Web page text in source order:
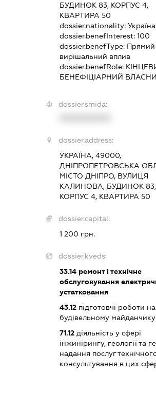
БУДИНОК 83, КОРПУС 4,
КВАРТИРА 50
dossier.nationality: Україна
dossier.benefInterest: 100
dossier.benefType: Прямий
вирішальний вплив
dossier.benefRole:
БЕНЕФІЦІАРНИЙ
dossier.smida:
dossier.address:
УКРАЇНА, 49000,
ДНІПРОПЕТРОВСЬКА
МІСТО ДНІПРО, ВУЛИЦЯ
КАЛИНОВА, БУДИНОК 83,
КОРПУС 4, КВАРТИРА 50
dossier.capital:
1 200 грн.
dossier.kveds:
33.14ремонт і технічне
обслуговування
устатковання
43.12підготовчі роботи на
будівельному майданчику
71.12діяльність у сфері
інжинірингу, геології та
надання послуг
консультування в цих